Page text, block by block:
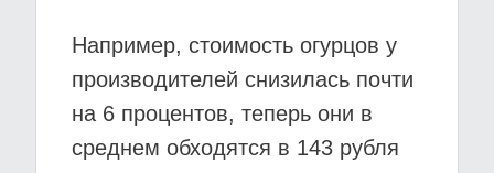
Например, стоимость огурцов у
производителей снизилась почти
на 6 процентов, теперь они в
среднем обходятся в 143 рубля